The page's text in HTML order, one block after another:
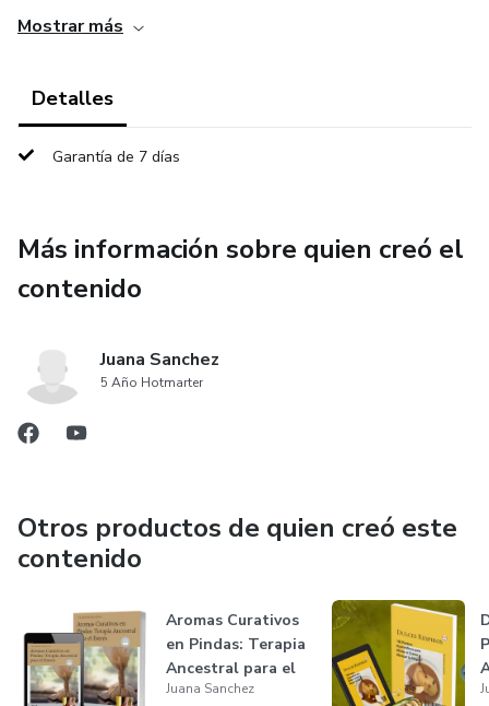
cuidadosamente seleccionados pueden convertir tus
Te explico cómo los aceites esenciales interactúan con tu
permitirá utilizar aceites esenciales con confianza,
Independientemente de tu experiencia previa en
aromaterapia, encontrarás en estas páginas información
Mostrar más
Detalles
Garantía de 7 días
Más información sobre quien creó el
contenido
Juana Sanchez
5 Año Hotmarter
Otros productos de quien creó este
contenido
Aromas Curativos
en Pindas: Terapia
Ancestral para el
Estré...
Juana Sanchez